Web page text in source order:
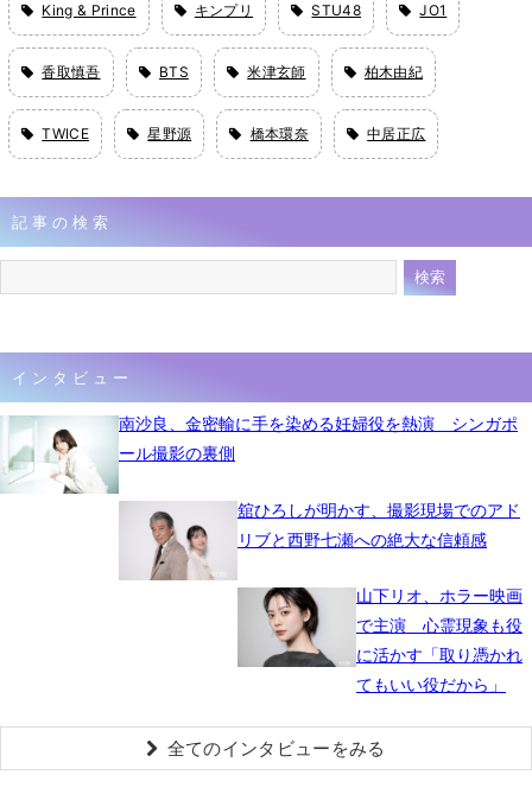
King & Prince キンプリ STU48 JO1
香取慎吾 BTS 米津玄師 柏木由紀
TWICE 星野源 橋本環奈 中居正広
記事の検索
インタビュー
南沙良、金密輸に手を染める妊婦役を熱演 シンガポ
ール撮影の裏側
舘ひろしが明かす、撮影現場でのアド
リブと西野七瀬への絶大な信頼感
山下リオ、ホラー映画
で主演 心霊現象も役
に活かす「取り憑かれ
てもいい役だから」
全てのインタビューをみる